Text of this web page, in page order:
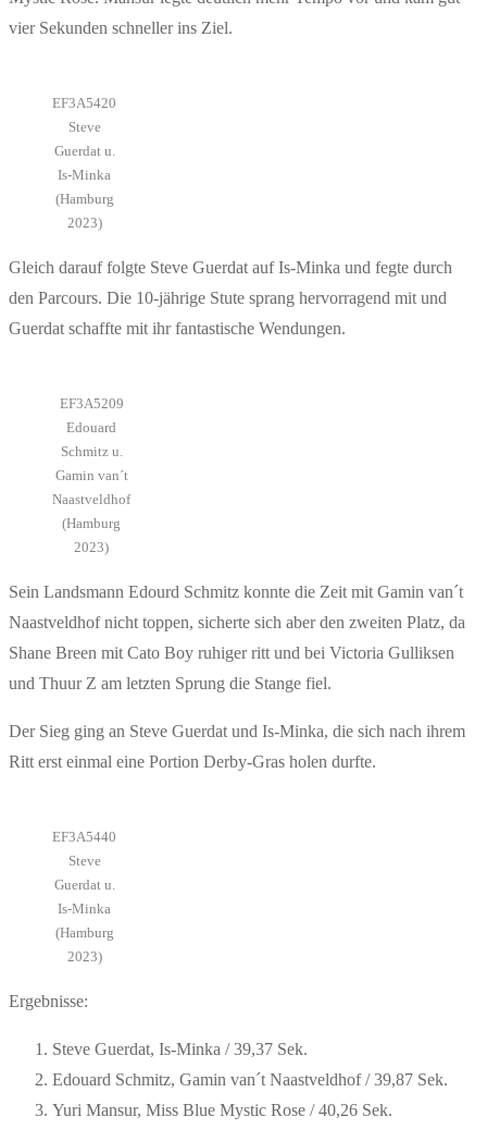
vier Sekunden schneller ins Ziel.
EF3A5420
Steve
Guerdat u.
Is-Minka
(Hamburg
2023)
Gleich darauf folgte Steve Guerdat auf Is-Minka und fegte durch
den Parcours. Die 10-jährige Stute sprang hervorragend mit und
Guerdat schaffte mit ihr fantastische Wendungen.
EF3A5209
Edouard
Schmitz u.
Gamin van´t
Naastveldhof
(Hamburg
2023)
Sein Landsmann Edourd Schmitz konnte die Zeit mit Gamin van´t
Naastveldhof nicht toppen, sicherte sich aber den zweiten Platz, da
Shane Breen mit Cato Boy ruhiger ritt und bei Victoria Gulliksen
und Thuur Z am letzten Sprung die Stange fiel.
Der Sieg ging an Steve Guerdat und Is-Minka, die sich nach ihrem
Ritt erst einmal eine Portion Derby-Gras holen durfte.
EF3A5440
Steve
Guerdat u.
Is-Minka
(Hamburg
2023)
Ergebnisse:
Steve Guerdat, Is-Minka / 39,37 Sek.
Edouard Schmitz, Gamin van´t Naastveldhof / 39,87 Sek.
Yuri Mansur, Miss Blue Mystic Rose / 40,26 Sek.